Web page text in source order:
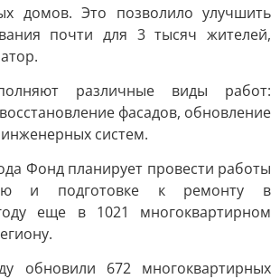
домов. Это позволило улучшить
почти для 3 тысяч жителей,
различные виды работ:
фасадов, обновление
систем.
Фонд планирует провести работы
и подготовке к ремонту в
еще в 1021 многоквартирном
обновили 672 многоквартирных